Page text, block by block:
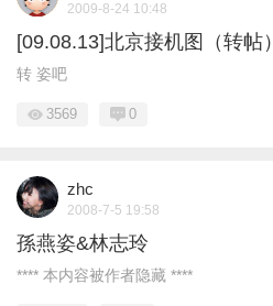
2009-8-24 10:48
[09.08.13]北京接机图（转帖）
转 姿吧
3569 0
zhc
2008-7-5 19:58
孫燕姿&林志玲
**** 本内容被作者隐藏 ****